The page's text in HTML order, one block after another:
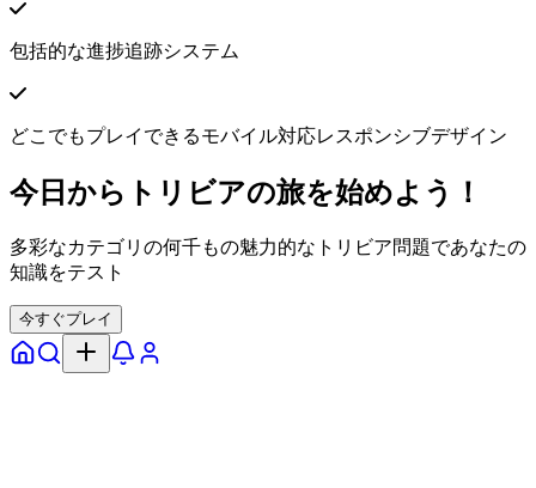
包括的な進捗追跡システム
どこでもプレイできるモバイル対応レスポンシブデザイン
今日からトリビアの旅を始めよう！
多彩なカテゴリの何千もの魅力的なトリビア問題であなたの
知識をテスト
今すぐプレイ
ホーム
探す 通知